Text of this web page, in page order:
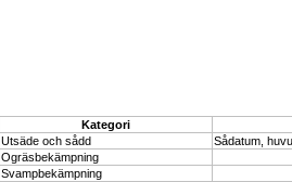
Kategori
Utsäde och sådd
Sådatum,
Ogräsbekämpning
Svampbekämpning